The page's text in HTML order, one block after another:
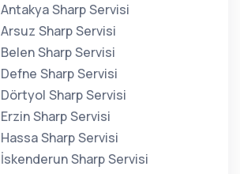
Antakya Sharp Servisi
Arsuz Sharp Servisi
Belen Sharp Servisi
Defne Sharp Servisi
Dörtyol Sharp Servisi
Erzin Sharp Servisi
Hassa Sharp Servisi
İskenderun Sharp Servisi